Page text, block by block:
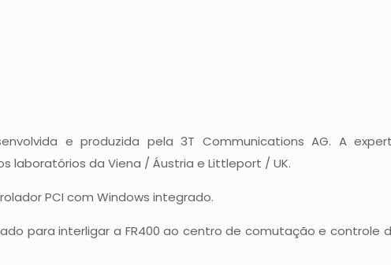
e produzida pela 3T Communications AG. A
laboratórios da Viena / Áustria e Littleport / UK.
PCI com Windows integrado.
para interligar a FR400 ao centro de comutação e controle do